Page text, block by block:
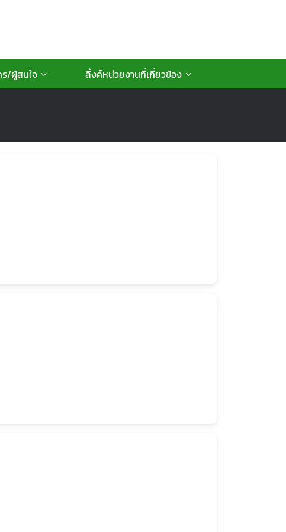
/ผู้สนใจ ลิ้งค์หน่วยงานที่เกี่ยวข้อง